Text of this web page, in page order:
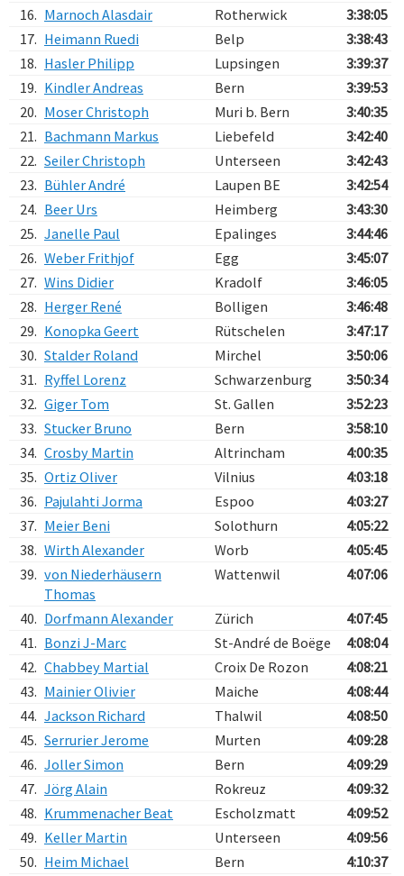
16. Marnoch Alasdair Rotherwick
3:38:05
17. Heimann Ruedi Belp
3:38:43
18. Hasler Philipp Lupsingen
3:39:37
19. Kindler Andreas Bern
3:39:53
20. Moser Christoph Muri b. Bern
3:40:35
21. Bachmann Markus Liebefeld
3:42:40
22. Seiler Christoph Unterseen
3:42:43
23. Bühler André Laupen BE
3:42:54
24. Beer Urs Heimberg
3:43:30
25. Janelle Paul Epalinges
3:44:46
26. Weber Frithjof Egg
3:45:07
27. Wins Didier Kradolf
3:46:05
28. Herger René Bolligen
3:46:48
29. Konopka Geert Rütschelen
3:47:17
30. Stalder Roland Mirchel
3:50:06
31. Ryffel Lorenz Schwarzenburg
3:50:34
32. Giger Tom St. Gallen
3:52:23
33. Stucker Bruno Bern
3:58:10
34. Crosby Martin Altrincham
4:00:35
35. Ortiz Oliver Vilnius
4:03:18
36. Pajulahti Jorma Espoo
4:03:27
37. Meier Beni Solothurn
4:05:22
38. Wirth Alexander Worb
4:05:45
39. von Niederhäusern
Thomas
Wattenwil 4:07:06
40. Dorfmann Alexander Zürich
4:07:45
41. Bonzi J-Marc St-André de Boëge
4:08:04
42. Chabbey Martial Croix De Rozon
4:08:21
43. Mainier Olivier Maiche
4:08:44
44. Jackson Richard Thalwil
4:08:50
45. Serrurier Jerome Murten
4:09:28
46. Joller Simon Bern
4:09:29
47. Jörg Alain Rokreuz
4:09:32
48. Krummenacher Beat Escholzmatt
4:09:52
49. Keller Martin Unterseen
4:09:56
50. Heim Michael Bern
4:10:37